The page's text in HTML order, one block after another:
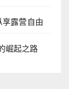
露营自由
崛起之路